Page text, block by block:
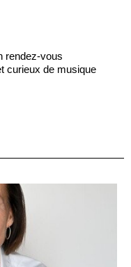
rendez-vous
curieux de musique